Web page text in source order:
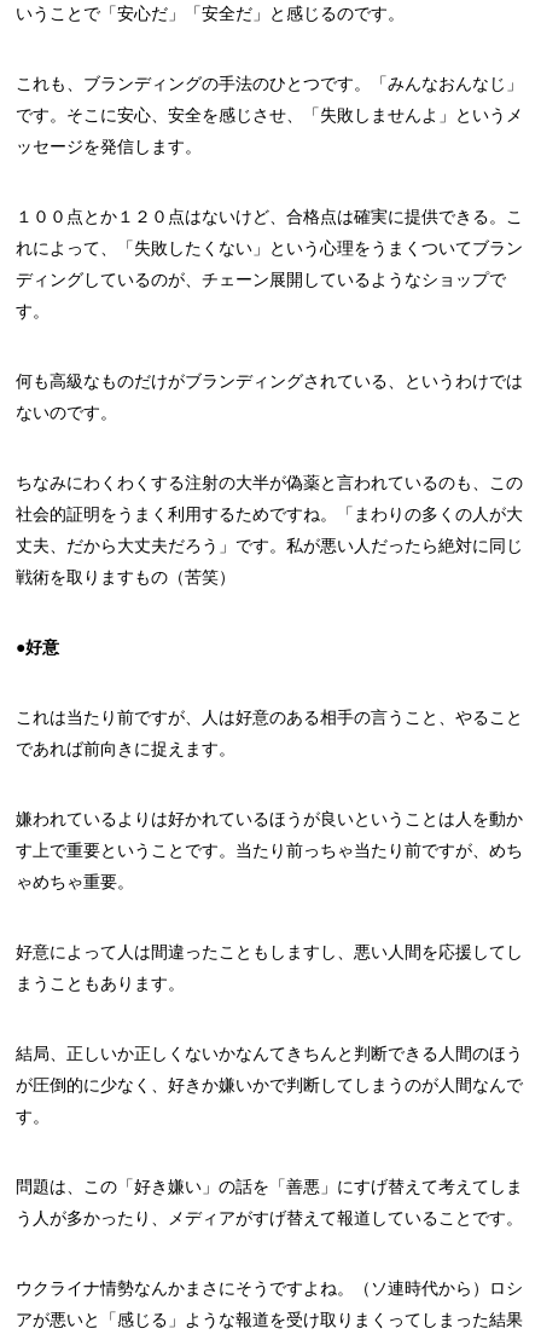
いうことで「安心だ」「安全だ」と感じるのです。
これも、ブランディングの手法のひとつです。「みんなおんなじ」
です。そこに安心、安全を感じさせ、「失敗しませんよ」というメ
ッセージを発信します。
１００点とか１２０点はないけど、合格点は確実に提供できる。こ
れによって、「失敗したくない」という心理をうまくついてブラン
ディングしているのが、チェーン展開しているようなショップで
す。
何も高級なものだけがブランディングされている、というわけでは
ないのです。
ちなみにわくわくする注射の大半が偽薬と言われているのも、この
社会的証明をうまく利用するためですね。「まわりの多くの人が大
丈夫、だから大丈夫だろう」です。私が悪い人だったら絶対に同じ
戦術を取りますもの（苦笑）
●好意
これは当たり前ですが、人は好意のある相手の言うこと、やること
であれば前向きに捉えます。
嫌われているよりは好かれているほうが良いということは人を動か
す上で重要ということです。当たり前っちゃ当たり前ですが、めち
ゃめちゃ重要。
好意によって人は間違ったこともしますし、悪い人間を応援してし
まうこともあります。
結局、正しいか正しくないかなんてきちんと判断できる人間のほう
が圧倒的に少なく、好きか嫌いかで判断してしまうのが人間なんで
す。
問題は、この「好き嫌い」の話を「善悪」にすげ替えて考えてしま
う人が多かったり、メディアがすげ替えて報道していることです。
ウクライナ情勢なんかまさにそうですよね。（ソ連時代から）ロシ
アが悪いと「感じる」ような報道を受け取りまくってしまった結果